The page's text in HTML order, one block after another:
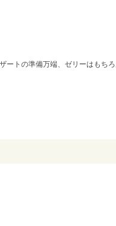
ートの準備万端、ゼリーはもち